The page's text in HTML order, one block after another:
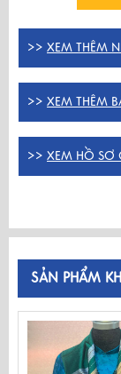
>> XEM THÊM
>> XEM THÊM
>> XEM HỒ SƠ
SẢN PHẨM